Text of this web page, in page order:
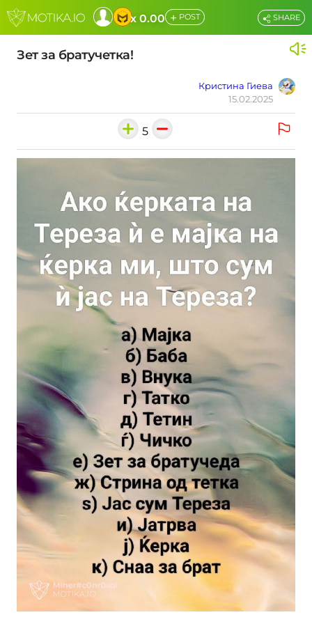
x 0.00 + POST
Зет за братучетка!
Кристина Гиева
15.02.2025
SHARE
5